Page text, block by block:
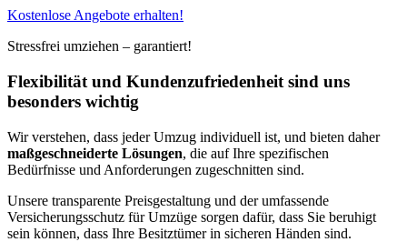
Kostenlose Angebote erhalten!
Stressfrei umziehen – garantiert!
Flexibilität und Kundenzufriedenheit sind uns
besonders wichtig
Wir verstehen, dass jeder Umzug individuell ist, und bieten daher
maßgeschneiderte Lösungen, die auf Ihre spezifischen
Bedürfnisse und Anforderungen zugeschnitten sind.
Unsere transparente Preisgestaltung und der umfassende
Versicherungsschutz für Umzüge sorgen dafür, dass Sie beruhigt
sein können, dass Ihre Besitztümer in sicheren Händen sind.